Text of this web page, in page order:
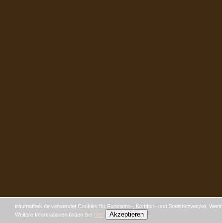
traumathek.de verwendet Cookies für Funktions-, Komfort- und Statistikzwecke.
Weitere Informationen finden Sie hier Akzeptieren